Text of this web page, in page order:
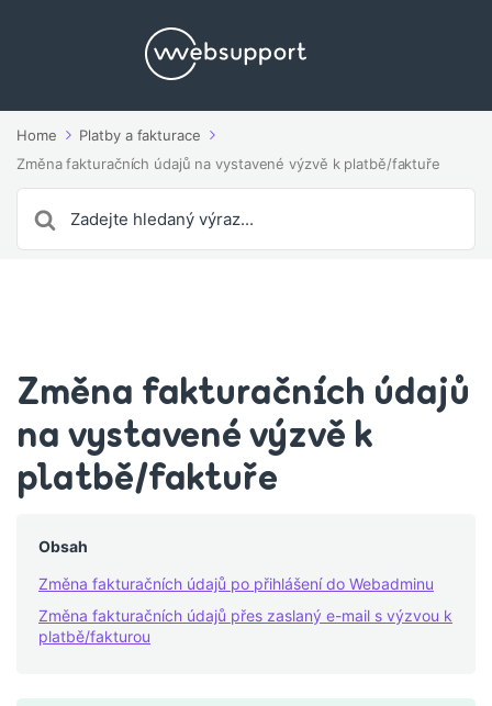
Home
Platby a fakturace
Změna fakturačních údajů na vystavené výzvě k platbě/faktuře
For
Změna fakturačních údajů
na vystavené výzvě k
platbě/faktuře
Obsah
Změna fakturačních údajů po přihlášení do Webadminu
Změna fakturačních údajů přes zaslaný e-mail s výzvou k
platbě/fakturou